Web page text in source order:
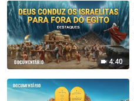
4:40